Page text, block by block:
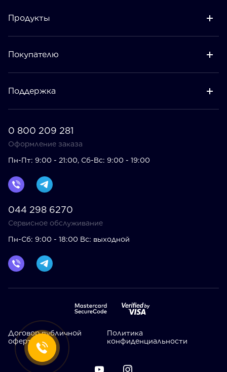
Продукты
Покупателю
Поддержка
0 800 209 281
Оформление заказа
Пн-Пт: 9:00 - 21:00, Сб-Вс: 9:00 - 19:00
044 298 6270
Сервисное обслуживание
Пн-Сб: 9:00 - 18:00 Вс: выходной
Договор публичной
оферты
Политика
конфиденциальности